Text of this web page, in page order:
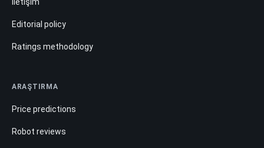
Editorial policy
Ratings methodology
ARAŞTIRMA
Price predictions
Robot reviews